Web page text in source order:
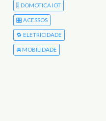
🎚️ DOMOTICA IOT
🎛️ ACESSOS
🔁 ELETRICIDADE
🚘 MOBILIDADE